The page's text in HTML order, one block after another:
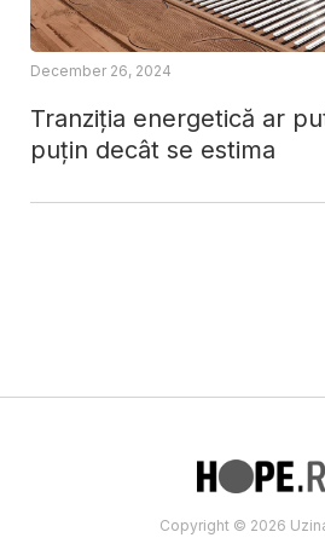
Tranziția energetică ar
puțin decât se estima
December 26, 2024
Copyright © 2026